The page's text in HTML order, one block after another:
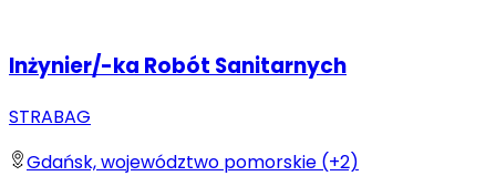
Inżynier/-ka Robót Sanitarnych
STRABAG
Gdańsk, województwo pomorskie (+2)